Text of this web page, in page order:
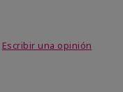
Escribir una opinión